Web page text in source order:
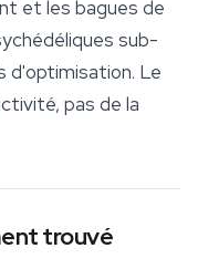
et les bagues de
sub-
d'optimisation. Le
pas de la
trouvé